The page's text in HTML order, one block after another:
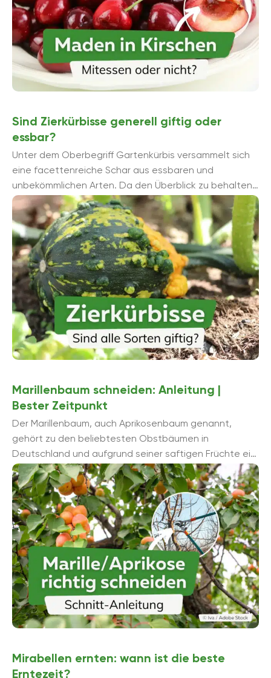
Sind Zierkürbisse generell giftig oder
essbar?
Unter dem Oberbegriff Gartenkürbis versammelt sich
eine facettenreiche Schar aus essbaren und
unbekömmlichen Arten. Da den Überblick zu behalten,
ist schwer. Fragen Sie sich nicht länger, ob ...
Marillenbaum schneiden: Anleitung |
Bester Zeitpunkt
Der Marillenbaum, auch Aprikosenbaum genannt,
gehört zu den beliebtesten Obstbäumen in
Deutschland und aufgrund seiner saftigen Früchte ein
gern gesehener Gast im Garten. Besonders wichtig
bei der ...
Mirabellen ernten: wann ist die beste
Erntezeit?